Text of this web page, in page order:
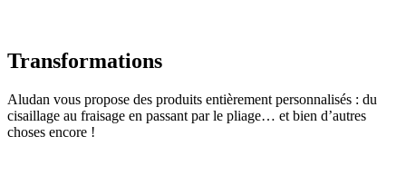
Transformations
Aludan vous propose des produits entièrement personnalisés : du
cisaillage au fraisage en passant par le pliage… et bien d’autres
choses encore !